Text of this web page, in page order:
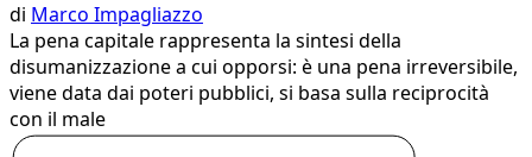
di Marco Impagliazzo
La pena capitale rappresenta la sintesi della
disumanizzazione a cui opporsi: è una pena irreversibile,
viene data dai poteri pubblici, si basa sulla reciprocità
con il male